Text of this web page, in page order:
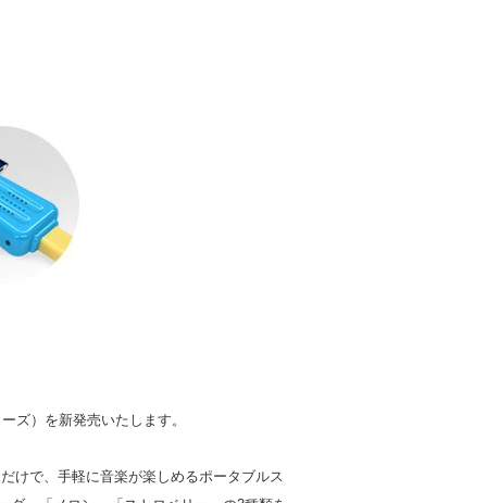
ズ）を新発売いたします。
けで、手軽に音楽が楽しめるポータブルス